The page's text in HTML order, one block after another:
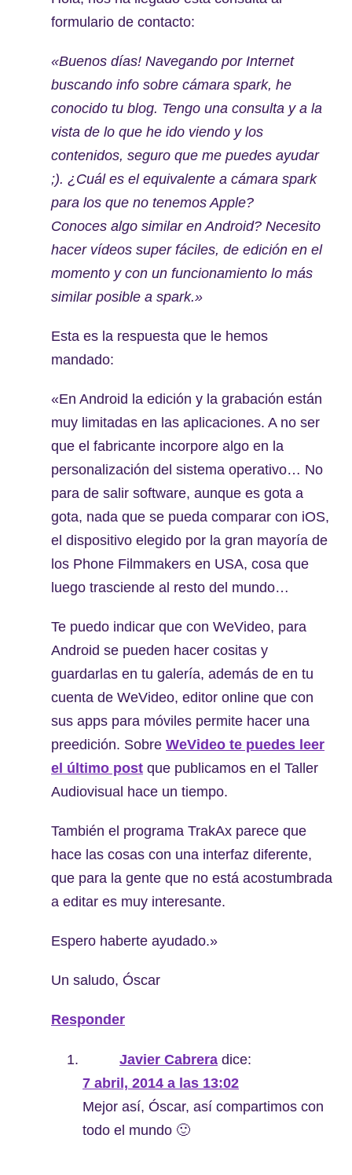
formulario de contacto:
«Buenos días! Navegando por Internet
buscando info sobre cámara spark, he
conocido tu blog. Tengo una consulta y a la
vista de lo que he ido viendo y los
contenidos, seguro que me puedes ayudar
;). ¿Cuál es el equivalente a cámara spark
para los que no tenemos Apple?
Conoces algo similar en Android? Necesito
hacer vídeos super fáciles, de edición en el
momento y con un funcionamiento lo más
similar posible a spark.»
Esta es la respuesta que le hemos
mandado:
«En Android la edición y la grabación están
muy limitadas en las aplicaciones. A no ser
que el fabricante incorpore algo en la
personalización del sistema operativo… No
para de salir software, aunque es gota a
gota, nada que se pueda comparar con iOS,
el dispositivo elegido por la gran mayoría de
los Phone Filmmakers en USA, cosa que
luego trasciende al resto del mundo…
Te puedo indicar que con WeVideo, para
Android se pueden hacer cositas y
guardarlas en tu galería, además de en tu
cuenta de WeVideo, editor online que con
sus apps para móviles permite hacer una
preedición. Sobre WeVideo te puedes leer
el último post que publicamos en el Taller
Audiovisual hace un tiempo.
También el programa TrakAx parece que
hace las cosas con una interfaz diferente,
que para la gente que no está acostumbrada
a editar es muy interesante.
Espero haberte ayudado.»
Un saludo, Óscar
Responder
Javier Cabrera dice:
7 abril, 2014 a las 13:02
Mejor así, Óscar, así compartimos con
todo el mundo 🙂